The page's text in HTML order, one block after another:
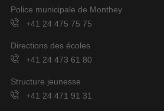
Police municipale de Monthey
+41 24 475 75 75
Directions des écoles
+41 24 473 61 80
Structure jeunesse
+41 24 471 91 31